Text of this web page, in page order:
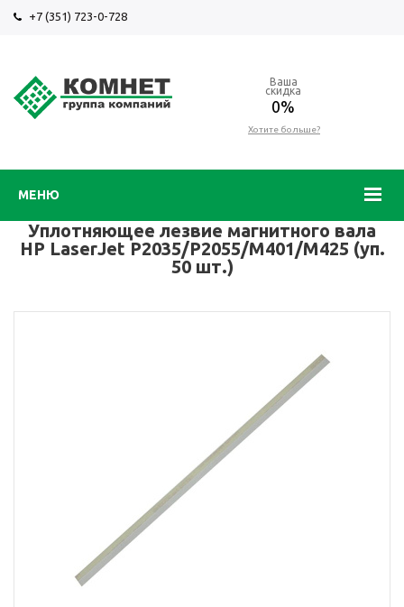
+7 (351) 723-0-728
МЕНЮ
Ваша
скидка
0%
Хотите больше?
Уплотняющее лезвие магнитного вала
HP LaserJet P2035/P2055/M401/M425 (уп.
50 шт.)